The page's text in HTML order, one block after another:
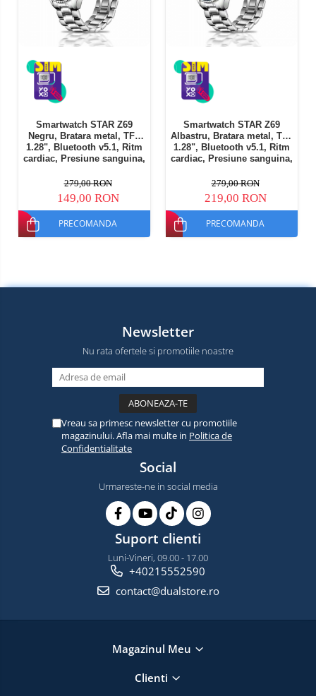
Smartwatch STAR Z69
Negru, Bratara metal, TFT
1.28", Bluetooth v5.1, Ritm
cardiac, Presiune sanguina,
IP65, 350mAh
279,00 RON
149,00 RON
PRECOMANDA
Smartwatch STAR Z69
Albastru, Bratara metal, TFT
1.28", Bluetooth v5.1, Ritm
cardiac, Presiune sanguina,
350mAh
279,00 RON
219,00 RON
PRECOMANDA
Newsletter
Nu rata ofertele si promotiile noastre
Vreau sa primesc newsletter cu promotiile
magazinului. Afla mai multe in Politica de
Confidentialitate
Social
Urmareste-ne in social media
Suport clienti
Luni-Vineri, 09.00 - 17.00
+40215552590
contact@dualstore.ro
Magazinul Meu
Clienti